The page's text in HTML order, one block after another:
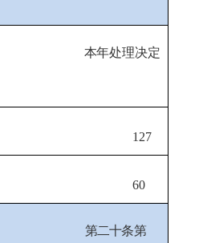
本年处理决定
127
60
第二十条第